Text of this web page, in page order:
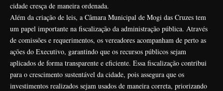
cidade cresça de maneira ordenada.
Além da criação de leis, a Câmara Municipal de Mogi das Cruzes tem
um papel importante na fiscalização da administração pública. Através
de comissões e requerimentos, os vereadores acompanham de perto as
ações do Executivo, garantindo que os recursos públicos sejam
aplicados de forma transparente e eficiente. Essa fiscalização contribui
para o crescimento sustentável da cidade, pois assegura que os
investimentos realizados sejam usados de maneira correta, priorizando